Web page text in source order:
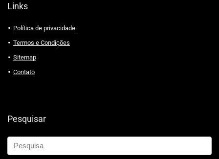
Links
Política de privacidade
Termos e Condições
Sitemap
Contato
Pesquisar